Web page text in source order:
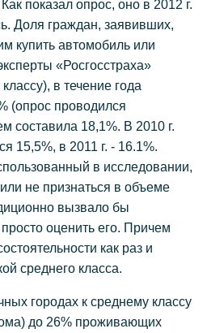
показал опрос, оно в 2012 г.
Доля граждан, заявивших,
купить автомобиль или
«Росгосстраха»
в течение года
(опрос проводился
составила 18,1%. В 2010 г.
15,5%, в 2011 г. - 16.1%.
в исследовании,
не признаться в объеме
вызвало бы
оценить его. Причем
как раз и
среднего класса.
городах к среднему классу
до 26% проживающих